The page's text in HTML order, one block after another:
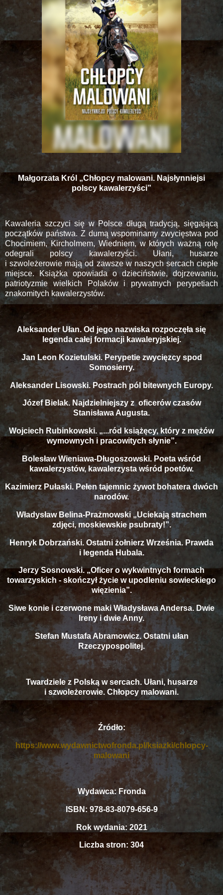
Małgorzata Król „Chłopcy malowani. Najsłynniejsi
polscy kawalerzyści”
Kawaleria szczyci się w Polsce długą tradycją, sięgającą
początków państwa. Z dumą wspominamy zwycięstwa pod
Chocimiem, Kircholmem, Wiedniem, w których ważną rolę
odegrali polscy kawalerzyści. Ułani, husarze
i szwoleżerowie mają od zawsze w naszych sercach ciepłe
miejsce. Książka opowiada o dzieciństwie, dojrzewaniu,
patriotyzmie wielkich Polaków i prywatnych perypetiach
znakomitych kawalerzystów.
Aleksander Ułan. Od jego nazwiska rozpoczęła się
legenda całej formacji kawaleryjskiej.
Jan Leon Kozietulski. Perypetie zwycięzcy spod
Somosierry.
Aleksander Lisowski. Postrach pól bitewnych Europy.
Józef Bielak. Najdzielniejszy z oficerów czasów
Stanisława Augusta.
Wojciech Rubinkowski. „...ród książęcy, który z mężów
wymownych i pracowitych słynie”.
Bolesław Wieniawa-Długoszowski. Poeta wśród
kawalerzystów, kawalerzysta wśród poetów.
Kazimierz Pułaski. Pełen tajemnic żywot bohatera dwóch
narodów.
Władysław Belina-Prażmowski „Uciekają strachem
zdjęci, moskiewskie psubraty!”.
Henryk Dobrzański. Ostatni żołnierz Września. Prawda
i legenda Hubala.
Jerzy Sosnowski. „Oficer o wykwintnych formach
towarzyskich - skończył życie w upodleniu sowieckiego
więzienia”.
Siwe konie i czerwone maki Władysława Andersa. Dwie
Ireny i dwie Anny.
Stefan Mustafa Abramowicz. Ostatni ułan
Rzeczypospolitej.
Twardziele z Polską w sercach. Ułani, husarze
i szwoleżerowie. Chłopcy malowani.
Źródło:
https://www.wydawnictwofronda.pl/ksiazki/chlopcy-
malowani
Wydawca: Fronda
ISBN: 978-83-8079-656-9
Rok wydania: 2021
Liczba stron: 304